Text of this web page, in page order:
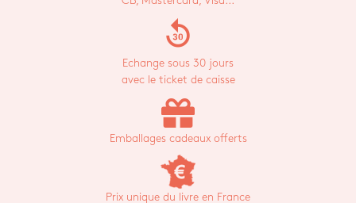
replay_30
Echange sous 30 jours
avec le ticket de caisse
Emballages cadeaux offerts
Prix unique du livre en France